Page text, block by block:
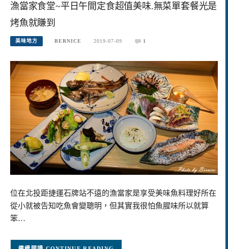
漁當家食堂~平日午間定食超值美味.無菜單套餐光是
烤魚就賺到
美味地方 BERNICE 2019-07-09 1
位在北投距捷運石牌站不遠的漁當家是享受美味魚料理好所在
從小就被告知吃魚會變聰明，但其實我很怕魚腥味所以就算
笨…